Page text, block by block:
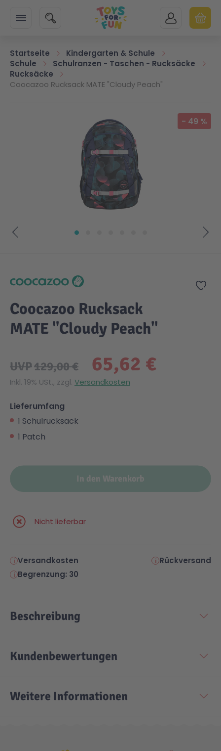
SUCHE MEIN KONTO
Startseite
Kindergarten & Schule
Schule
Schulranzen - Taschen - Rucksäcke
Rucksäcke
Coocazoo Rucksack MATE "Cloudy Peach"
Zum Ende der Bildgalerie springen - 49 %
Zur
Coocazoo Rucksack
MATE "Cloudy Peach"
65,62 €
UVP129,00 €
Inkl. 19% USt., zzgl. Versandkosten
Lieferumfang
1 Schulrucksack
1 Patch
In den Warenkorb
Nicht lieferbar
Versandkosten
Rückversand
Begrenzung: 30
Beschreibung
Kundenbewertungen
Weitere Informationen